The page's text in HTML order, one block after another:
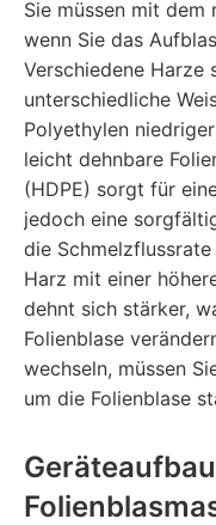
Sie müssen mit dem
wenn Sie das
Verschiedene Harze
unterschiedliche
Polyethylen
leicht dehnbare
(HDPE) sorgt für
jedoch eine
die
Harz mit einer
dehnt sich stärker,
Folienblase
wechseln, müssen
um die Folienblase